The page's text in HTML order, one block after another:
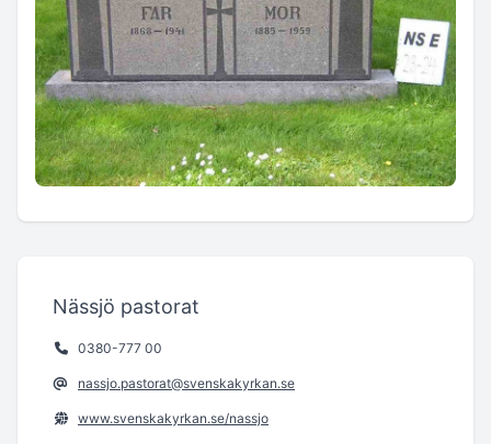
Nässjö pastorat
0380-777 00
nassjo.pastorat@svenskakyrkan.se
www.svenskakyrkan.se/nassjo